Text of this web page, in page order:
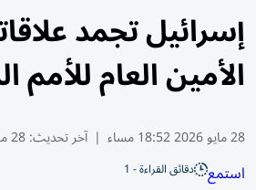
إسرائيل تجمد
الأمين العام للأمم
28 مايو 2026 18:52 مساء | آخر تحديث:28 مايو 19:33 2026
استمع دقائق القراءة - 1